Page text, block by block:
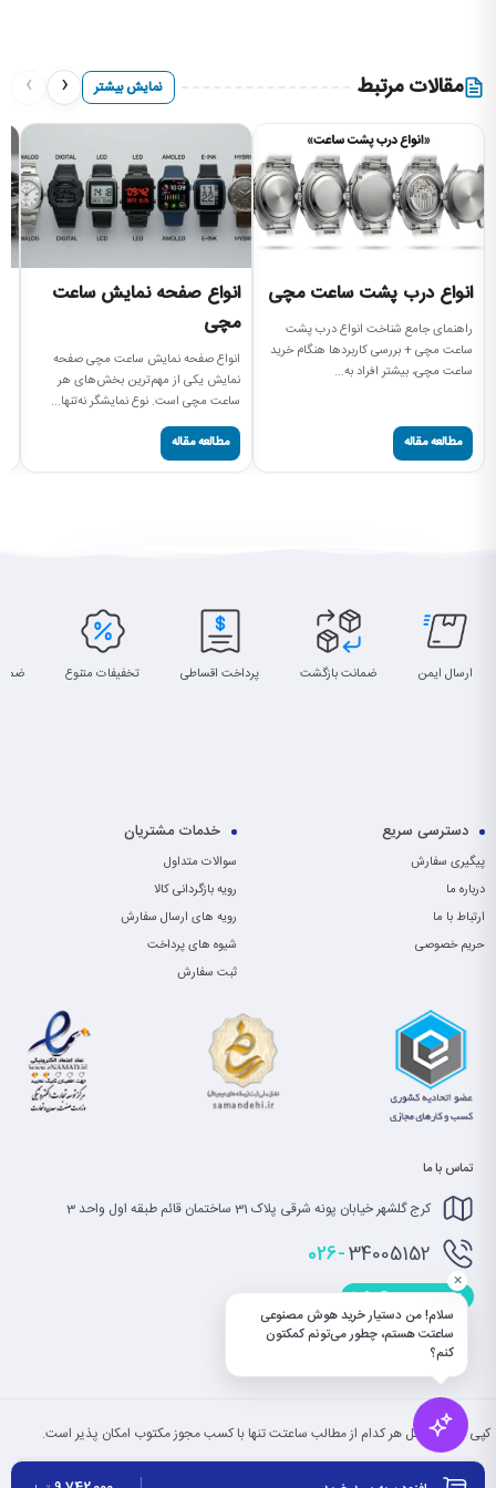
مقالات مرتبط نمایش بیشتر ‹
›
انواع درب پشت ساعت مچی
راهنمای جامع شناخت انواع درب پشت
ساعت مچی + بررسی کاربردها هنگام خرید
ساعت مچی، بیشتر افراد به...
مطالعه مقاله
انواع صفحه نمایش ساعت
مچی
انواع صفحه نمایش ساعت مچی صفحه
نمایش یکی از مهم‌ترین بخش‌های هر
ساعت مچی است. نوع نمایشگر نه‌تنها...
مطالعه مقاله
ارسال ایمن ضمانت بازگشت پرداخت اقساطی تخفیفات متنوع
دسترسی سریع
پیگیری سفارش
درباره ما
ارتباط با ما
حریم خصوصی
خدمات مشتریان
سوالات متداول
رویه بازگردانی کالا
رویه های ارسال سفارش
شیوه های پرداخت
ثبت سفارش
تماس با ما
کرج گلشهر خیابان پونه شرقی پلاک 31 ساختمان قائم طبقه اول واحد 3
026-34005152
info@saatet.com
کپی بخش یا کل هر کدام از مطالب ساعتت تنها با کسب مجوز مکتوب امکان پذیر است.
سلام! من دستیار خرید هوش مصنوعی
ساعتت هستم، چطور می‌تونم کمکتون
کنم؟
×